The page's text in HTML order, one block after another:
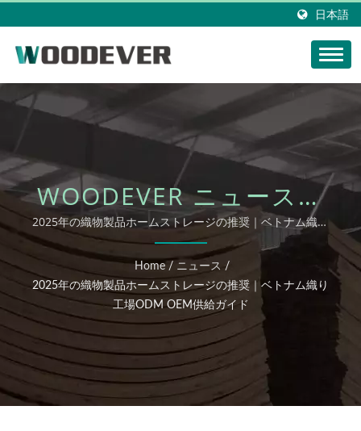
日本語
WOODEVER ニュース更
新: 2025年の織物製品ホ
ームストレージの推奨｜
ベトナム織り工場ODM
OEM供給ガイド
2025年の織物製品ホームストレージの推奨｜ベトナム織り
工場ODM OEM供給ガイド
Home / ニュース /
2025年の織物製品ホームストレージの推奨｜ベトナム織り
工場ODM OEM供給ガイド